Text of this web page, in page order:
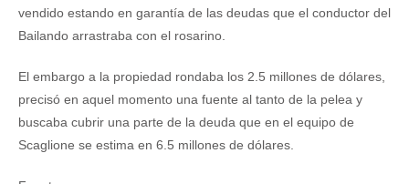
vendido estando en garantía de las deudas que el conductor del
Bailando arrastraba con el rosarino.
El embargo a la propiedad rondaba los 2.5 millones de dólares,
precisó en aquel momento una fuente al tanto de la pelea y
buscaba cubrir una parte de la deuda que en el equipo de
Scaglione se estima en 6.5 millones de dólares.